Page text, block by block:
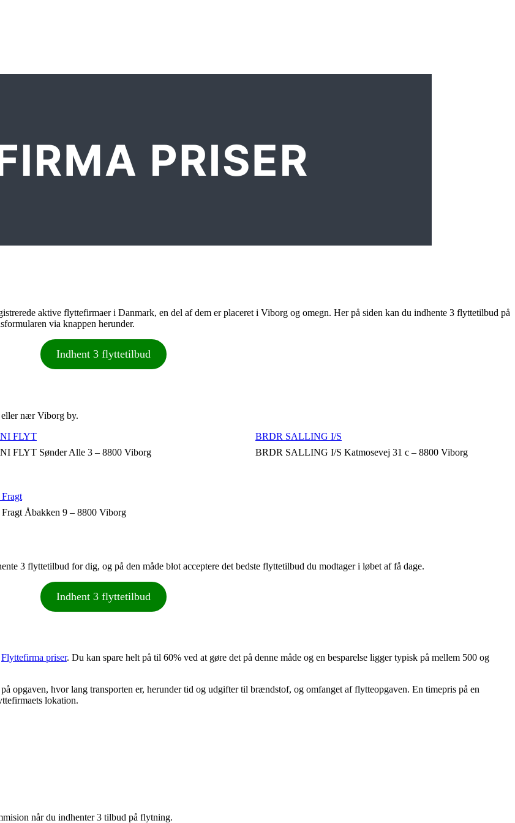
aktive flyttefirmaer i Danmark, en del af dem er placeret i Viborg og omegn. Her på siden kan du indhente 3 flyttetilbud på
via knappen herunder.
Indhent 3 flyttetilbud
eller nær Viborg by.
FLYT
FLYT Sønder Alle 3 – 8800 Viborg
BRDR SALLING I/S
BRDR SALLING I/S Katmosevej 31 c – 8800 Viborg
Fragt Åbakken 9 – 8800 Viborg
3 flyttetilbud for dig, og på den måde blot acceptere det bedste flyttetilbud du modtager i løbet af få dage.
Indhent 3 flyttetilbud
Flyttefirma priser. Du kan spare helt på til 60% ved at gøre det på denne måde og en besparelse ligger typisk på mellem 500 og
hvor lang transporten er, herunder tid og udgifter til brændstof, og omfanget af flytteopgaven. En timepris på en
lokation.
når du indhenter 3 tilbud på flytning.